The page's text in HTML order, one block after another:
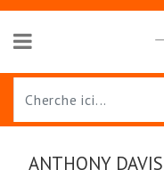
ANTHONY